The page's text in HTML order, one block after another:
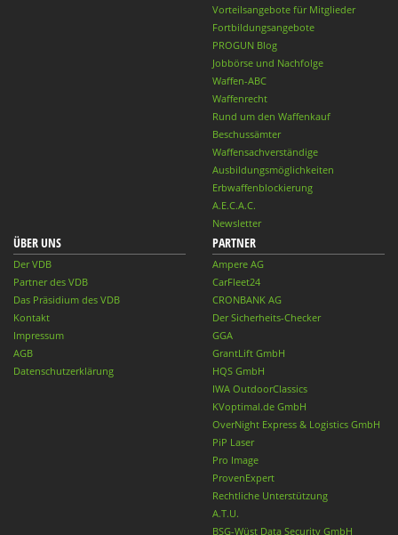
Vorteilsangebote für Mitglieder
Fortbildungsangebote
PROGUN Blog
Jobbörse und Nachfolge
Waffen-ABC
Waffenrecht
Rund um den Waffenkauf
Beschussämter
Waffensachverständige
Ausbildungsmöglichkeiten
Erbwaffenblockierung
A.E.C.A.C.
Newsletter
ÜBER UNS
Der VDB
Partner des VDB
Das Präsidium des VDB
Kontakt
Impressum
AGB
Datenschutzerklärung
PARTNER
Ampere AG
CarFleet24
CRONBANK AG
Der Sicherheits-Checker
GGA
GrantLift GmbH
HQS GmbH
IWA OutdoorClassics
KVoptimal.de GmbH
OverNight Express & Logistics GmbH
PiP Laser
Pro Image
ProvenExpert
Rechtliche Unterstützung
A.T.U.
BSG-Wüst Data Security GmbH